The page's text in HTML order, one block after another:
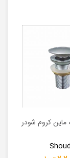
ماین کروم شودر